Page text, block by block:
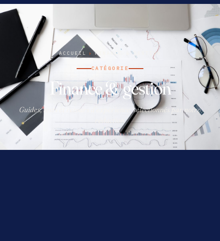
ACCUEIL › FINANCE & GESTION
CATÉGORIE
Finance & gestion
Guides, tests et retours d’expérience, sélectionnés par notre
rédaction.